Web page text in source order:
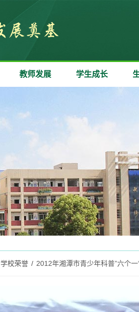
教师发展 学生成长
学校荣誉 / 2012年湘潭市青少年科普”六个